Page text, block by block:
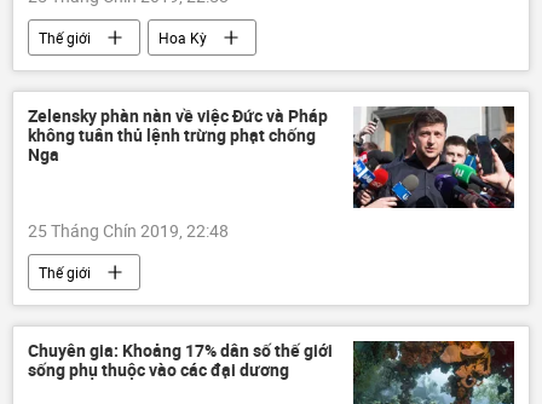
Thế giới Hoa Kỳ
Zelensky phàn nàn về việc Đức và Pháp
không tuân thủ lệnh trừng phạt chống
Nga
25 Tháng Chín 2019, 22:48
Thế giới
Chuyên gia: Khoảng 17% dân số thế giới
sống phụ thuộc vào các đại dương